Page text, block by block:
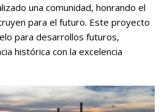
una comunidad, honrando el
para el futuro. Este proyecto
para desarrollos futuros,
histórica con la excelencia